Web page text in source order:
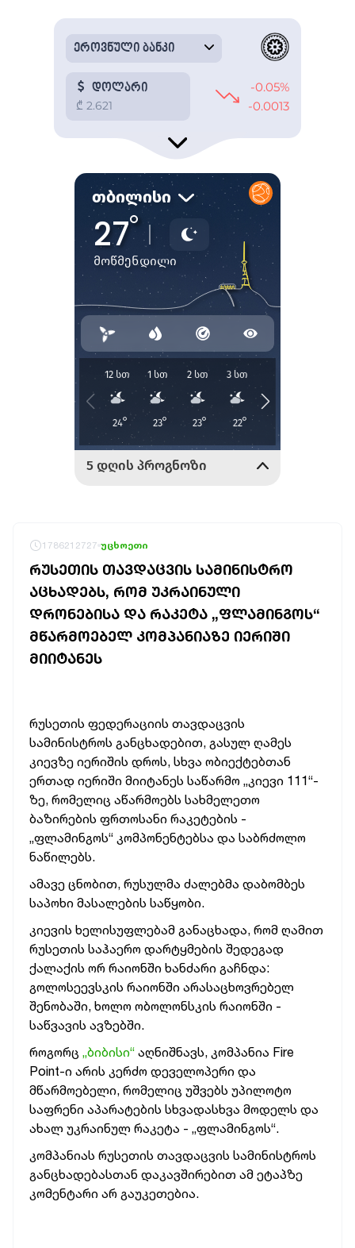
1786212727 უცხოეთი
ᲠᲣᲡᲔᲗᲘᲡ ᲗᲐᲕᲓᲐᲪᲕᲘᲡ ᲡᲐᲛᲘᲜᲘᲡᲢᲠᲝ
ᲐᲪᲮᲐᲓᲔᲑᲡ, ᲠᲝᲛ ᲣᲙᲠᲐᲘᲜᲣᲚᲘ
ᲓᲠᲝᲜᲔᲑᲘᲡᲐ ᲓᲐ ᲠᲐᲙᲔᲢᲐ „ᲤᲚᲐᲛᲘᲜᲒᲝᲡ“
ᲛᲬᲐᲠᲛᲝᲔᲑᲔᲚ ᲙᲝᲛᲞᲐᲜᲘᲐᲖᲔ ᲘᲔᲠᲘᲨᲘ
ᲛᲘᲘᲢᲐᲜᲔᲡ
რუსეთის ფედერაციის თავდაცვის
სამინისტროს განცხადებით, გასულ ღამეს
კიევზე იერიშის დროს, სხვა ობიექტებთან
ერთად იერიში მიიტანეს საწარმო „კიევი 111“-
ზე, რომელიც აწარმოებს სახმელეთო
ბაზირების ფრთოსანი რაკეტების -
„ფლამინგოს“ კომპონენტებსა და საბრძოლო
ნაწილებს.
ამავე ცნობით, რუსულმა ძალებმა დაბომბეს
საპოხი მასალების საწყობი.
კიევის ხელისუფლებამ განაცხადა, რომ ღამით
რუსეთის საჰაერო დარტყმების შედეგად
ქალაქის ორ რაიონში ხანძარი გაჩნდა:
გოლოსეევსკის რაიონში არასაცხოვრებელ
შენობაში, ხოლო ობოლონსკის რაიონში -
საწვავის ავზებში.
როგორც „ბიბისი“ აღნიშნავს, კომპანია Fire
Point-ი არის კერძო დეველოპერი და
მწარმოებელი, რომელიც უშვებს უპილოტო
საფრენი აპარატების სხვადასხვა მოდელს და
ახალ უკრაინულ რაკეტა - „ფლამინგოს“.
კომპანიას რუსეთის თავდაცვის სამინისტროს
განცხადებასთან დაკავშირებით ამ ეტაპზე
კომენტარი არ გაუკეთებია.